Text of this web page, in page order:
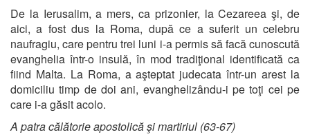
De la Ierusalim, a mers, ca prizonier, la Cezareea şi, de
aici, a fost dus la Roma, după ce a suferit un celebru
naufragiu, care pentru trei luni i-a permis să facă cunoscută
evanghelia într-o insulă, în mod tradiţional identificată ca
fiind Malta. La Roma, a aşteptat judecata într-un arest la
domiciliu timp de doi ani, evanghelizându-i pe toţi cei pe
care i-a găsit acolo.
A patra călătorie apostolică şi martiriul (63-67)